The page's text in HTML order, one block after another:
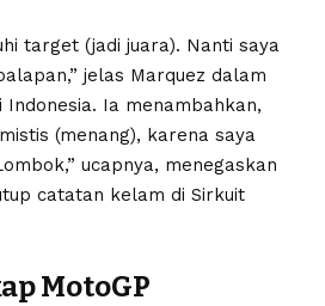
target (jadi juara). Nanti saya
jelas Marquez dalam
Ia menambahkan,
(menang), karena saya
ucapnya, menegaskan
catatan kelam di Sirkuit
MotoGP